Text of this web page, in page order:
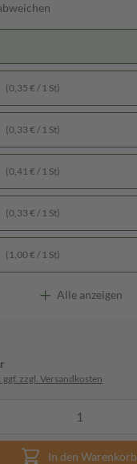
(0,35 € / 1 St)
(0,33 € / 1 St)
(0,41 € / 1 St)
(0,33 € / 1 St)
(1,00 € / 1 St)
Alle anzeigen
zzgl. Versandkosten
In den Warenkorb